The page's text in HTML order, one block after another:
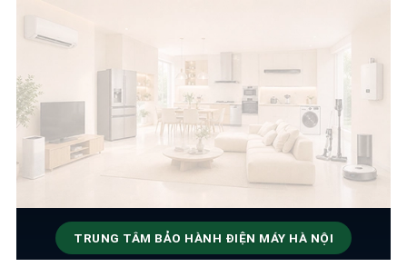
TRUNG TÂM BẢO HÀNH ĐIỆN MÁY HÀ NỘI